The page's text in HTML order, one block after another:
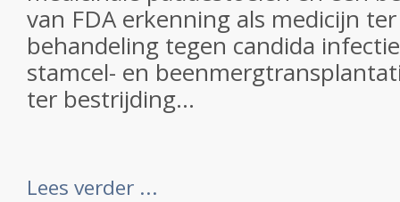
van FDA erkenning als medicijn
behandeling tegen candida
stamcel- en
ter bestrijding...
Lees verder ...